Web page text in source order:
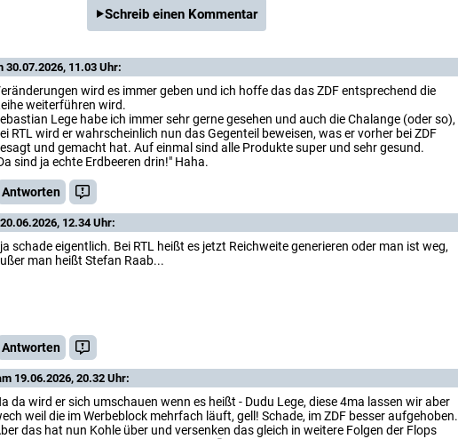
Schreib einen Kommentar
30.07.2026, 11.03 Uhr:
wird es immer geben und ich hoffe das das ZDF entsprechend die
weiterführen wird.
Lege habe ich immer sehr gerne gesehen und auch die Chalange (oder so),
RTL wird er wahrscheinlich nun das Gegenteil beweisen, was er vorher bei ZDF
und gemacht hat. Auf einmal sind alle Produkte super und sehr gesund.
sind ja echte Erdbeeren drin!" Haha.
Antworten
12.34 Uhr:
schade eigentlich. Bei RTL heißt es jetzt Reichweite generieren oder man ist weg,
man heißt Stefan Raab...
Antworten
19.06.2026, 20.32 Uhr:
da wird er sich umschauen wenn es heißt - Dudu Lege, diese 4ma lassen wir aber
weil die im Werbeblock mehrfach läuft, gell! Schade, im ZDF besser aufgehoben.
das hat nun Kohle über und versenken das gleich in weitere Folgen der Flops